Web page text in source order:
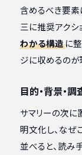
含めるべき要素
三に推奨アクシ
わかる構造に
ジに収めるのが
目的・背景・
サマリーの次に
明文化し、なぜ
並べると、読み